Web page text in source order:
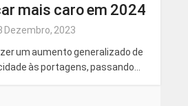
mais caro em 2024
Dezembro, 2023
um aumento generalizado de
às portagens, passando...